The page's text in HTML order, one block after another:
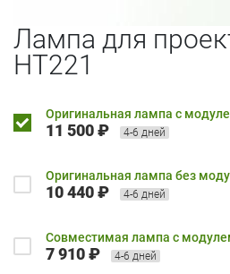
Лампа для
HT221
Оригинальная лампа с
11 500 ₽ 4-6 дней
Оригинальная лампа без
10 440 ₽ 4-6 дней
Совместимая лампа с
7 910 ₽ 4-6 дней